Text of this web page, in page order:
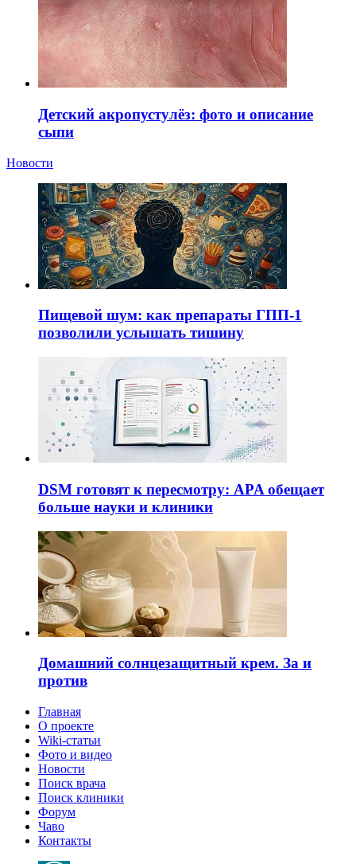
Детский акропустулёз: фото и описание
сыпи
Новости
Пищевой шум: как препараты ГПП-1
позволили услышать тишину
DSM готовят к пересмотру: APA обещает
больше науки и клиники
Домашний солнцезащитный крем. За и
против
Главная
О проекте
Wiki-статьи
Фото и видео
Новости
Поиск врача
Поиск клиники
Форум
Чаво
Контакты